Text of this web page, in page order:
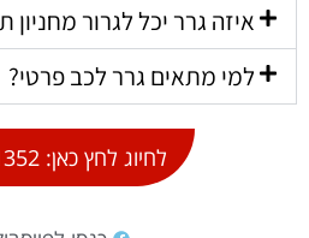
איזה גרר יכל לגרור
למי מתאים גרר לכב פרטי?
לחיוג לחץ כאן: 050-9691352